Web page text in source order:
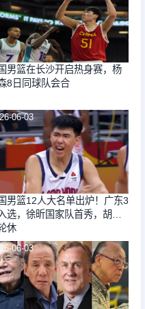
男篮在长沙开启热身赛，杨
8日同球队会合
06-03
男篮12人大名单出炉！广东3
选，徐昕国家队首秀，胡明
休
06-03